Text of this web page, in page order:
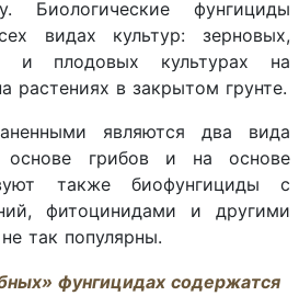
Биологические фунгициды
видах культур: зерновых,
и плодовых культурах на
растениях в закрытом грунте.
являются два вида
основе грибов и на основе
также биофунгициды с
фитоцинидами и другими
так популярны.
фунгицидах содержатся